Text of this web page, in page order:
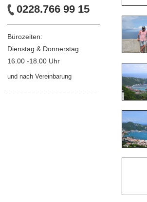
0228.766 99 15
Bürozeiten:
Dienstag & Donnerstag
16.00 -18.00 Uhr
und nach Vereinbarung